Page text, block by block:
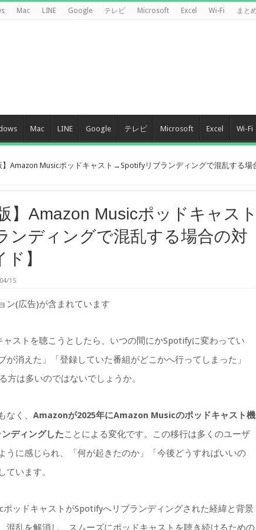
Mac LINE Google テレビ Microsoft Excel Wi-Fi まと
Mac LINE Google テレビ Microsoft Excel Wi-Fi
】Amazon Musicポッドキャスト→Spotifyリブランディングで混乱する場
】Amazon Musicポッドキャスト
ンディングで混乱する場合の対
】
15
ン(広告)が含まれています
ャストを聴こうとしたら、いつの間にかSpotifyに変わってい
が消えた」「登録していた番組がどこかへ行ってしまった」
は多いのではないでしょうか。
く、 Amazonが2025年にAmazon Musicのポッドキャスト機
ディングしたことによる変化です。この移行は多くのユーザ
うに感じられ、「何が起きたのか」「今後どうすればいいの
ています。
ッドキャストがSpotifyへリブランディングされた経緯と背景
混乱を解消し、スムーズにポッドキャストを聴き続けるための